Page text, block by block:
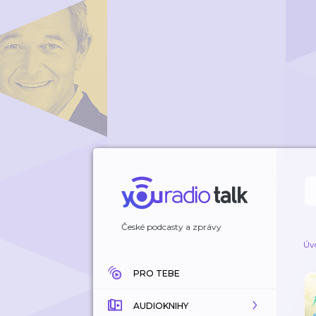
České podcasty a zprávy
PRO TEBE
AUDIOKNIHY